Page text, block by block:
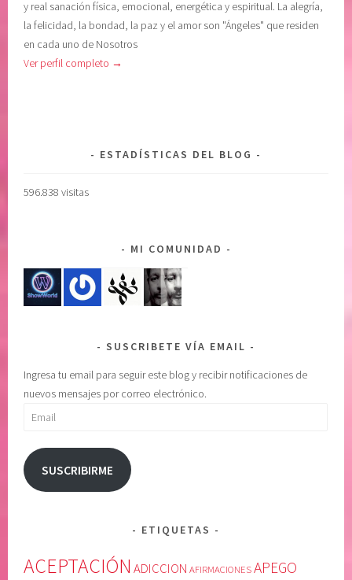
y real sanación física, emocional, energética y espiritual. La alegría,
la felicidad, la bondad, la paz y el amor son "Ángeles" que residen
en cada uno de Nosotros
Ver perfil completo →
ESTADÍSTICAS DEL BLOG
596.838 visitas
MI COMUNIDAD
SUSCRIBETE VÍA EMAIL
Ingresa tu email para seguir este blog y recibir notificaciones de
nuevos mensajes por correo electrónico.
Email
SUSCRIBIRME
ETIQUETAS
ACEPTACIÓN ADICCION AFIRMACIONES APEGO